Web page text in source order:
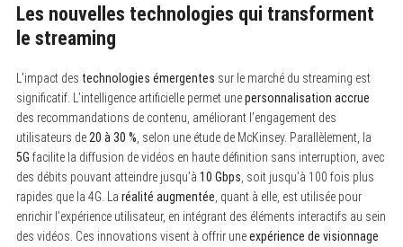
Les nouvelles technologies qui transforment
le streaming
L’impact des technologies émergentes sur le marché du streaming est
significatif. L’intelligence artificielle permet unepersonnalisation accrue
des recommandations de contenu, améliorant l’engagement des
utilisateurs de 20 à 30 % , selon une étude de McKinsey. Parallèlement, la
5G facilite la diffusion de vidéos en haute définition sans interruption, avec
des débits pouvant atteindre jusqu’à 10 Gbps , soit jusqu’à 100 fois plus
rapides que la 4G. La réalité augmentée , quant à elle, est utilisée pour
enrichir l’expérience utilisateur, en intégrant des éléments interactifs au sein
des vidéos. Ces innovations visent à offrir uneexpérience de visionnage